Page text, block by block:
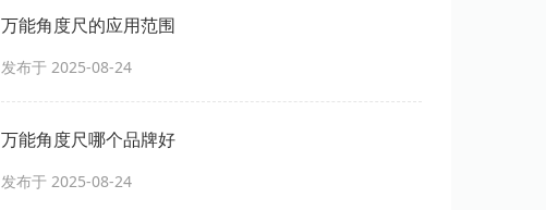
万能角度尺的应用范围
发布于 2025-08-24
万能角度尺哪个品牌好
发布于 2025-08-24